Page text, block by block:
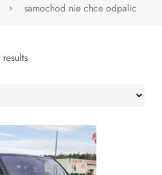
samochod nie chce odpalic